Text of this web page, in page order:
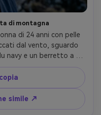
di montagna
di 24 anni con pelle
dal vento, sguardo
navy e un berretto a
di montagna con un
foschia di aurora;
per definire il profilo,
Nikon Z8, 85mm f/2,
del profilo ravvicinato;
simile ↗